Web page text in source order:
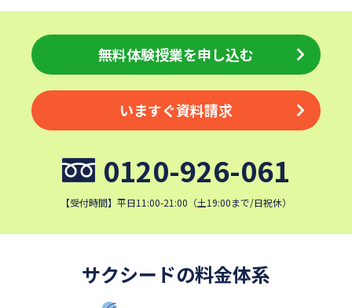
麗澤中学校
同志社香里中学校
埼玉栄中学校
城北埼玉中学校
日本大学中学校
目黒日本大学中学校
関東学院中学校
帝塚山学院中学校
星野学園中学校
昭和学院中学校
東京女学館中学校
東京電機大学中学校
盛岡白百合学園中学校
無料体験授業を申し込む
いますぐ資料請求
0120-926-061
【受付時間】平日11:00-21:00（土19:00まで/日祝休）
サクシードの料金体系